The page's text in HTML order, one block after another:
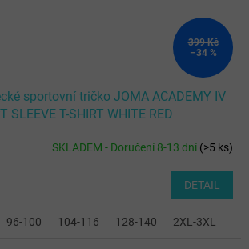
399 Kč
–34 %
sportovní tričko JOMA ACADEMY IV
SLEEVE T-SHIRT WHITE RED
SKLADEM - Doručení 8-13 dní(>5 ks)
DETAIL
96-100 104-116 128-140 2XL-3XL